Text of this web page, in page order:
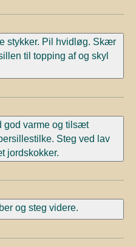
stykker. Pil hvidløg. Skær
til topping af og skyl
god varme og tilsæt
Steg ved lav
jordskokker.
og steg videre.